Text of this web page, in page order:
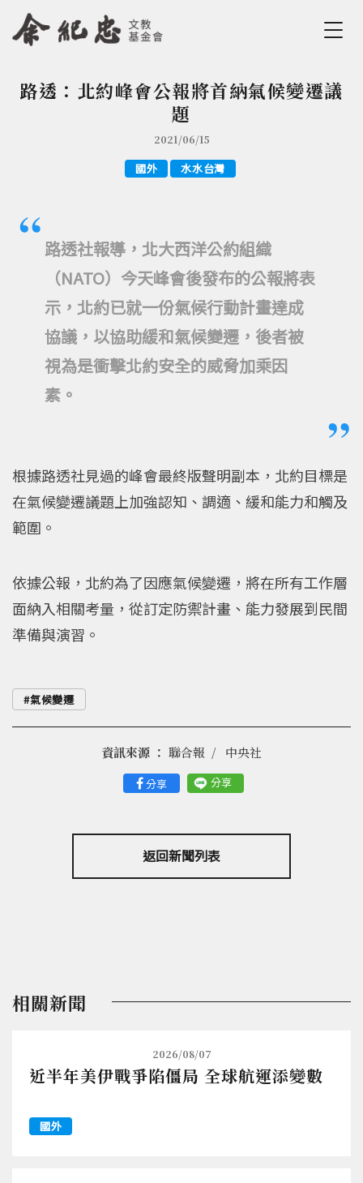
Jump to Navigation
Jump to Main content
您在這裡
路透：北約峰會公報將首納氣候變遷議
題
2021/06/15
國外 水水台灣
路透社報導，北大西洋公約組織
（NATO）今天峰會後發布的公報將表
示，北約已就一份氣候行動計畫達成
協議，以協助緩和氣候變遷，後者被
視為是衝擊北約安全的威脅加乘因
素。
根據路透社見過的峰會最終版聲明副本，北約目標是
在氣候變遷議題上加強認知、調適、緩和能力和觸及
範圍。
依據公報，北約為了因應氣候變遷，將在所有工作層
面納入相關考量，從訂定防禦計畫、能力發展到民間
準備與演習。
氣候變遷
分享 分享
資訊來源 ： 聯合報 中央社
返回新聞列表
相關新聞
2026/08/07
近半年美伊戰爭陷僵局 全球航運添變數
國外